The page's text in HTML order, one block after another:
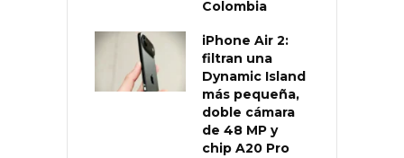
Colombia
iPhone Air 2:
filtran una
Dynamic Island
más pequeña,
doble cámara
de 48 MP y
chip A20 Pro